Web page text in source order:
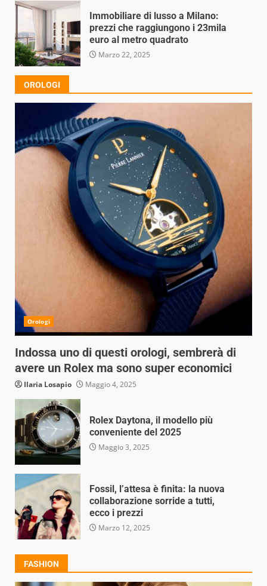
Immobiliare di lusso a Milano:
prezzi che raggiungono i 23mila
euro al metro quadrato
Marzo 22, 2025
OROLOGI
Orologi
Indossa uno di questi orologi, sembrerà di
avere un Rolex ma sono super economici
Ilaria Losapio Maggio 4, 2025
Rolex Daytona, il modello più
conveniente del 2025
Maggio 3, 2025
Fossil, l’attesa è finita: la nuova
collaborazione sorride a tutti,
ecco i prezzi
Marzo 12, 2025
FASHION